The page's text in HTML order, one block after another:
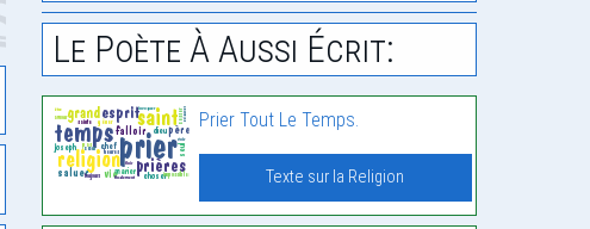
Le Poète À Aussi Écrit:
Prier Tout Le Temps.
Texte sur la Religion